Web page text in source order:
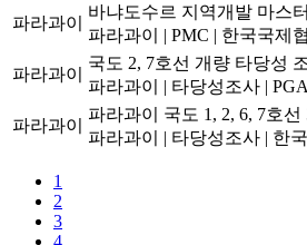
파라과이
바냐도수르 지역개발 마스
파라과이
| PMC | 한국국제
파라과이
국도 2, 7호선 개량 타당성
파라과이
| 타당성조사 |
파라과이
파라과이 국도 1, 2, 6, 7호
파라과이
| 타당성조사 | 한
1
2
3
4